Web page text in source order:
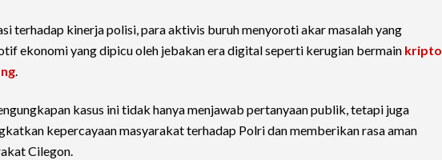
terhadap kinerja polisi, para aktivis buruh menyoroti akar masalah yang
ekonomi yang dipicu oleh jebakan era digital seperti kerugian bermain kripto
.
kasus ini tidak hanya menjawab pertanyaan publik, tetapi juga
kepercayaan masyarakat terhadap Polri dan memberikan rasa aman
Cilegon.